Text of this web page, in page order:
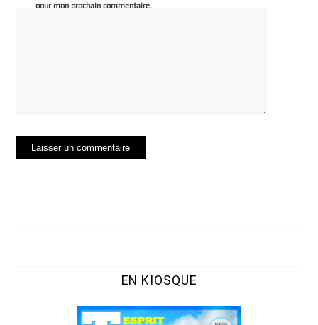
pour mon prochain commentaire.
EN KIOSQUE